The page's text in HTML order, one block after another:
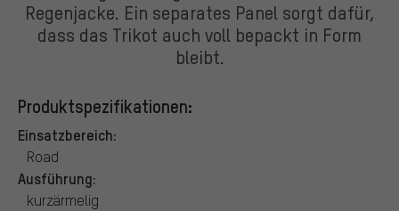
Regenjacke. Ein separates Panel sorgt dafür,
dass das Trikot auch voll bepackt in Form
bleibt.
Produktspezifikationen:
Einsatzbereich:
Road
Ausführung:
kurzärmelig